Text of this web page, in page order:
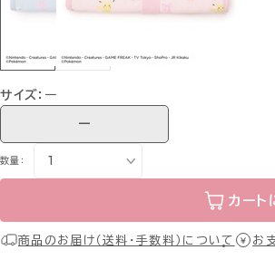
サイズ： ー
ー
数量：
カート
商品のお届け（送料・手数料）について お